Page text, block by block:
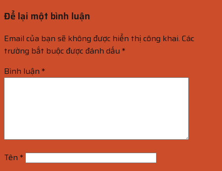
Để lại một bình luận
Email của bạn sẽ không được hiển thị công khai. Các
trường bắt buộc được đánh dấu *
Bình luận *
Tên *